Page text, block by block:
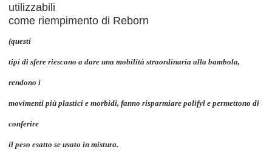
utilizzabili
come riempimento di Reborn
(questi
tipi di sfere riescono a dare una mobilità straordinaria alla bambola,
rendono i
movimenti più plastici e morbidi, fanno risparmiare polifyl e permettono di
conferire
il peso esatto se usato in mistura.